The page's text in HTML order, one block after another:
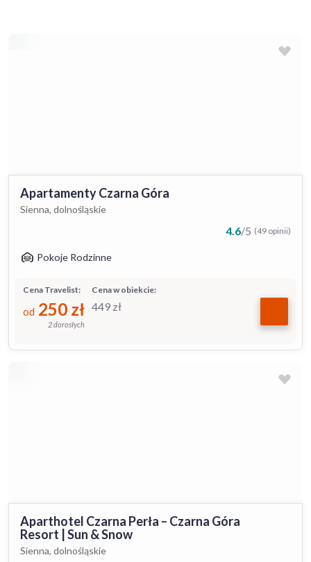
Apartamenty Czarna Góra
Sienna, dolnośląskie
4.6/5 (49 opinii)
Pokoje Rodzinne
Cena w obiekcie:
449 zł
Cena Travelist:
od 250 zł
2 dorosłych
Aparthotel Czarna Perła – Czarna Góra
Resort | Sun & Snow
Sienna, dolnośląskie